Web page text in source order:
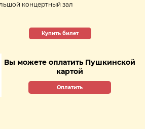
концертный зал
Купить билет
Вы можете оплатить Пушкинской
картой
Оплатить